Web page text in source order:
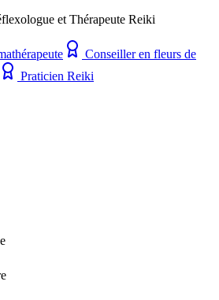
et Thérapeute Reiki
Conseiller en fleurs de
Praticien Reiki